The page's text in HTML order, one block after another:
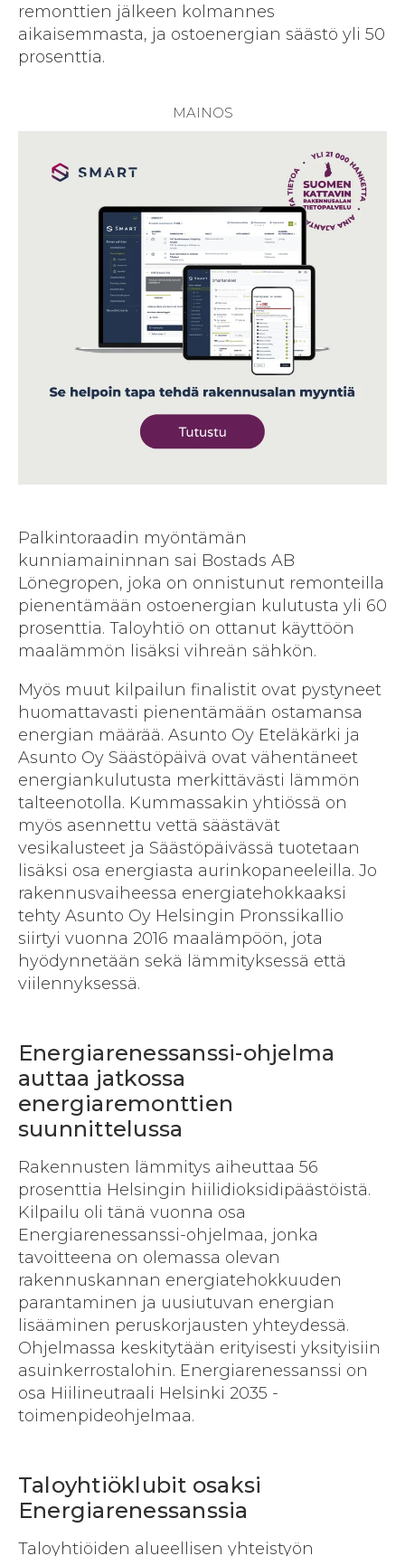
remonttien jälkeen kolmannes
aikaisemmasta, ja ostoenergian säästö yli 50
prosenttia.
Palkintoraadin myöntämän
kunniamaininnan sai Bostads AB
Lönegropen, joka on onnistunut remonteilla
pienentämään ostoenergian kulutusta yli 60
prosenttia. Taloyhtiö on ottanut käyttöön
maalämmön lisäksi vihreän sähkön.
Myös muut kilpailun finalistit ovat pystyneet
huomattavasti pienentämään ostamansa
energian määrää. Asunto Oy Eteläkärki ja
Asunto Oy Säästöpäivä ovat vähentäneet
energiankulutusta merkittävästi lämmön
talteenotolla. Kummassakin yhtiössä on
myös asennettu vettä säästävät
vesikalusteet ja Säästöpäivässä tuotetaan
lisäksi osa energiasta aurinkopaneeleilla. Jo
rakennusvaiheessa energiatehokkaaksi
tehty Asunto Oy Helsingin Pronssikallio
siirtyi vuonna 2016 maalämpöön, jota
hyödynnetään sekä lämmityksessä että
viilennyksessä.
Energiarenessanssi-ohjelma
auttaa jatkossa
energiaremonttien
suunnittelussa
Rakennusten lämmitys aiheuttaa 56
prosenttia Helsingin hiilidioksidipäästöistä.
Kilpailu oli tänä vuonna osa
Energiarenessanssi-ohjelmaa, jonka
tavoitteena on olemassa olevan
rakennuskannan energiatehokkuuden
parantaminen ja uusiutuvan energian
lisääminen peruskorjausten yhteydessä.
Ohjelmassa keskitytään erityisesti yksityisiin
asuinkerrostalohin. Energiarenessanssi on
osa Hiilineutraali Helsinki 2035 -
toimenpideohjelmaa.
Taloyhtiöklubit osaksi
Energiarenessanssia
Taloyhtiöiden alueellisen yhteistyön